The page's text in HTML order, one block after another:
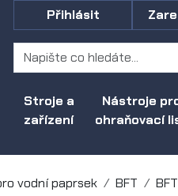
Stroje a
zařízení
Nástroje
ohraňovací
Přihlásit
vodní paprsek BFT